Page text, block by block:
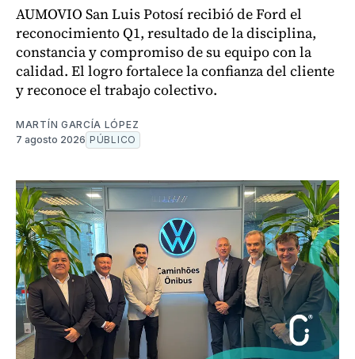
AUMOVIO San Luis Potosí recibió de Ford el
reconocimiento Q1, resultado de la disciplina,
constancia y compromiso de su equipo con la
calidad. El logro fortalece la confianza del cliente
y reconoce el trabajo colectivo.
MARTÍN GARCÍA LÓPEZ
7 agosto 2026 PÚBLICO